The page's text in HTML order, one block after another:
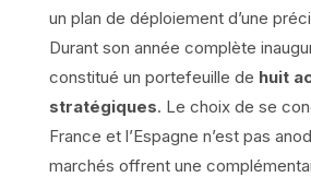
un plan de déploiement d’une
Durant son année complète
constitué un portefeuille de huit
stratégiques. Le choix de se
France et l’Espagne n’est pas
marchés offrent une